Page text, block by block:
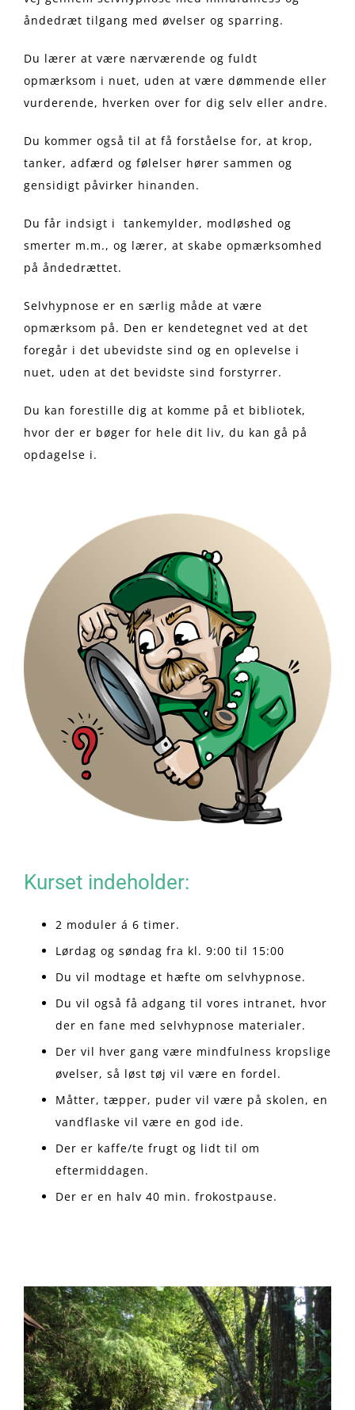
åndedræt tilgang med øvelser og sparring.
Du lærer at være nærværende og fuldt
opmærksom i nuet, uden at være dømmende eller
vurderende, hverken over for dig selv eller andre.
Du kommer også til at få forståelse for, at krop,
tanker, adfærd og følelser hører sammen og
gensidigt påvirker hinanden.
Du får indsigt i tankemylder, modløshed og
smerter m.m., og lærer, at skabe opmærksomhed
på åndedrættet.
Selvhypnose er en særlig måde at være
opmærksom på. Den er kendetegnet ved at det
foregår i det ubevidste sind og en oplevelse i
nuet, uden at det bevidste sind forstyrrer.
Du kan forestille dig at komme på et bibliotek,
hvor der er bøger for hele dit liv, du kan gå på
opdagelse i.
Kurset indeholder:
2 moduler á 6 timer.
Lørdag og søndag fra kl. 9:00 til 15:00
Du vil modtage et hæfte om selvhypnose.
Du vil også få adgang til vores intranet, hvor
der en fane med selvhypnose materialer.
Der vil hver gang være mindfulness kropslige
øvelser, så løst tøj vil være en fordel.
Måtter, tæpper, puder vil være på skolen, en
vandflaske vil være en god ide.
Der er kaffe/te frugt og lidt til om
eftermiddagen.
Der er en halv 40 min. frokostpause.